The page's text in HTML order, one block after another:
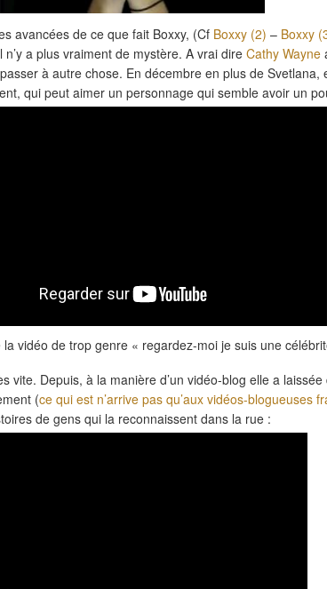
avancées de ce que fait Boxxy, (Cf Boxxy (2) – Boxxy
a plus vraiment de mystère. A vrai dire Cathy Wayne
à autre chose. En décembre en plus de Svetlana,
qui peut aimer un personnage qui semble avoir un
vidéo de trop genre « regardez-moi je suis une
vite. Depuis, à la manière d’un vidéo-blog elle a laissée
(ce qui est n’arrive pas qu’aux vidéos-blogueuses
de gens qui la reconnaissent dans la rue :